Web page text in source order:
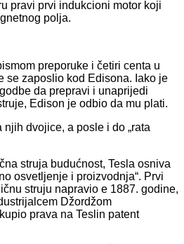
pravi prvi indukcioni motor koji
polja.
preporuke i četiri centa u
se zaposlio kod Edisona. Iako je
da prepravi i unaprijedi
Edison je odbio da mu plati.
dvojice, a posle i do „rata
struja budućnost, Tesla osniva
osvetljenje i proizvodnja“. Prvi
struju napravio e 1887. godine,
Džordžom
prava na Teslin patent